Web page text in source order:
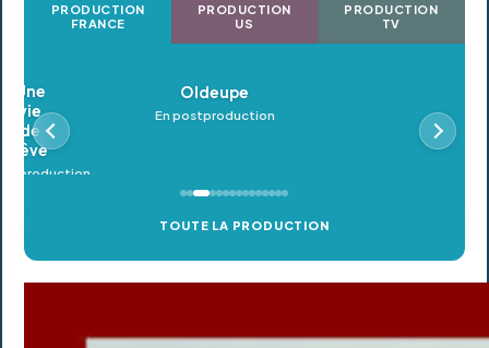
PRODUCTION
FRANCE
PRODUCTION
US
PRODUCTION
TV
Oldeupe
En postproduction
TOUTE LA PRODUCTION